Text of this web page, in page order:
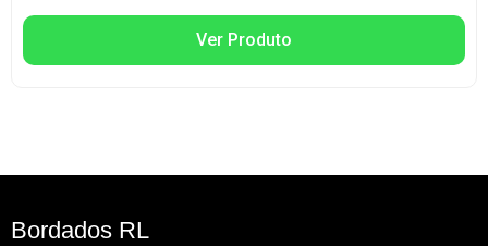
Ver Produto
Bordados RL